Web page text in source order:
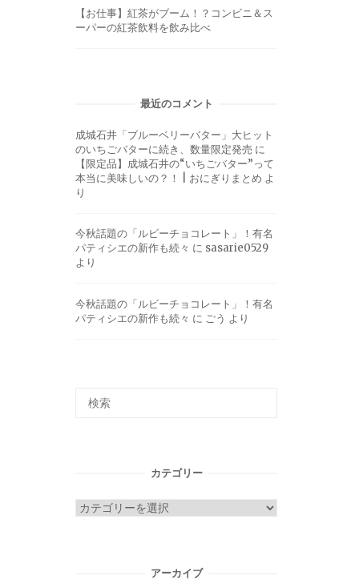
【お仕事】紅茶がブーム！？コンビニ＆ス
ーパーの紅茶飲料を飲み比べ
最近のコメント
成城石井「ブルーベリーバター」大ヒット
のいちごバターに続き、数量限定発売 に
【限定品】成城石井の“いちごバター”って
本当に美味しいの？！ | おにぎりまとめ よ
り
今秋話題の「ルビーチョコレート」！有名
パティシエの新作も続々 に sasarie0529
より
今秋話題の「ルビーチョコレート」！有名
パティシエの新作も続々 に ごう より
カテゴリー
カ
アーカイブ